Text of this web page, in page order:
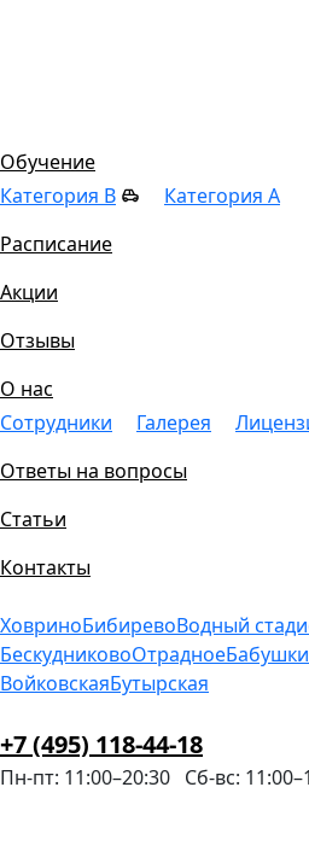
Обучение
Категория B
Категория A
Расписание
Акции
Отзывы
О нас
Сотрудники
Галерея
Ответы на вопросы
Статьи
Контакты
ХовриноБибиревоВодный
БескудниковоОтрадное
ВойковскаяБутырская
+7 (495) 118-44-18
Пн-пт: 11:00–20:30 Сб-вс: